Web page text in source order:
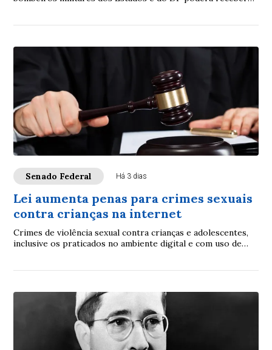
Senado Federal Há 3 dias
Lei aumenta penas para crimes sexuais
contra crianças na internet
Crimes de violência sexual contra crianças e adolescentes,
inclusive os praticados no ambiente digital e com uso de